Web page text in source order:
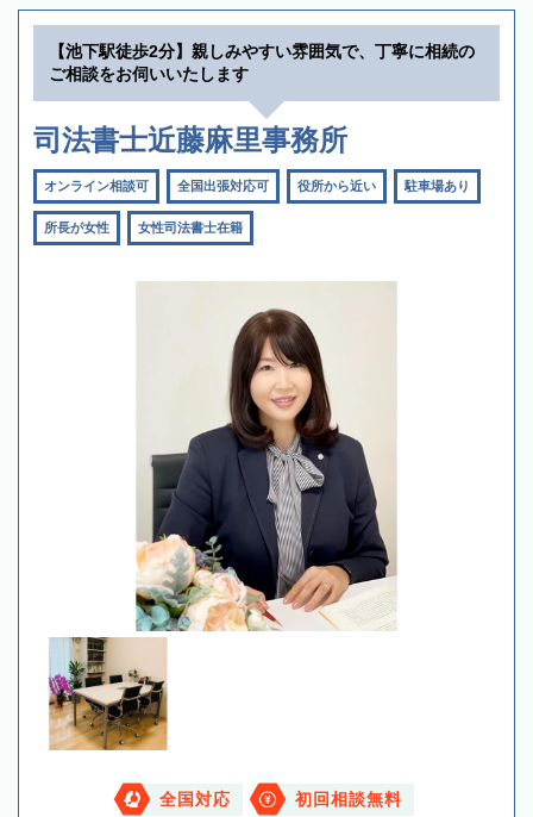
【池下駅徒歩2分】親しみやすい雰囲気で、丁寧に相続の
ご相談をお伺いいたします
司法書士近藤麻里事務所
オンライン相談可 全国出張対応可 役所から近い 駐車場あり
所長が女性 女性司法書士在籍
全国対応 初回相談無料